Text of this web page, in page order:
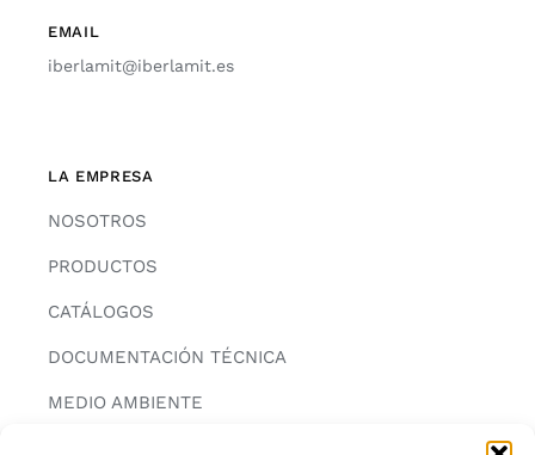
EMAIL
iberlamit@iberlamit.es
LA EMPRESA
NOSOTROS
PRODUCTOS
CATÁLOGOS
DOCUMENTACIÓN TÉCNICA
MEDIO AMBIENTE